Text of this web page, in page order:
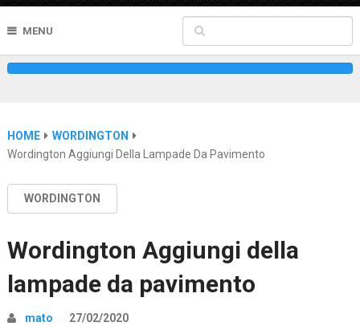
MENU
HOME
WORDINGTON
Wordington Aggiungi Della Lampade Da Pavimento
WORDINGTON
Wordington Aggiungi della
lampade da pavimento
mato 27/02/2020